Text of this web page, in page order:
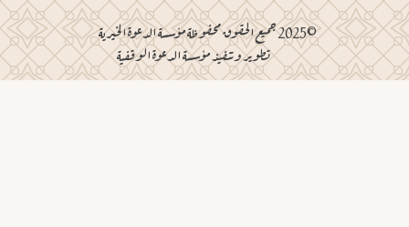
©2025 جميع الحقوق محفوظة مؤسسة الدعوة الخيرية
تطوير وتنفيذ مؤسسة الدعوة الوقفية